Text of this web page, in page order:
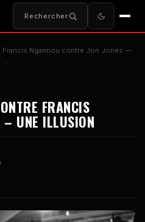
Rechercher
Francis Ngannou contre Jon Jones —
…
FRANCIS
– UNE ILLUSION